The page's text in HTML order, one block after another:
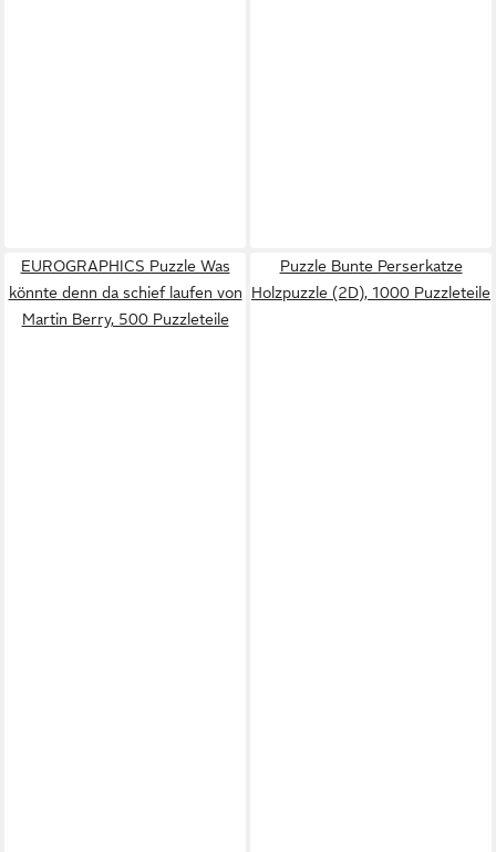
EUROGRAPHICS Puzzle Was
könnte denn da schief laufen von
Martin Berry, 500 Puzzleteile
Puzzle Bunte Perserkatze
Holzpuzzle (2D), 1000 Puzzleteile